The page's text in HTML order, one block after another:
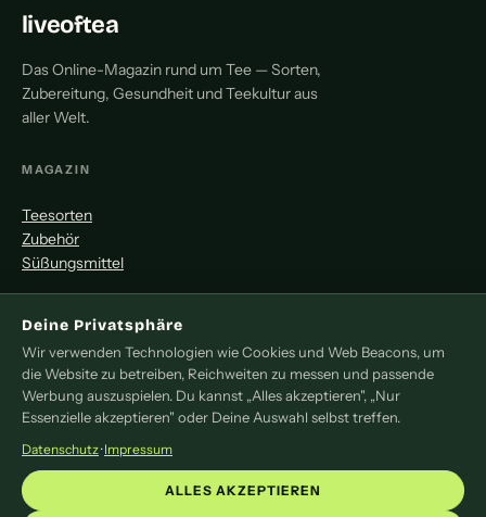
liveoftea
Das Online-Magazin rund um Tee — Sorten,
Zubereitung, Gesundheit und Teekultur aus
aller Welt.
MAGAZIN
Teesorten
Zubehör
Süßungsmittel
MITMACHEN
Redaktion
Pressemitteilung
Newsletter
LEGAL
Deine Privatsphäre
Wir verwenden Technologien wie Cookies und Web Beacons, um
die Website zu betreiben, Reichweiten zu messen und passende
Werbung auszuspielen. Du kannst „Alles akzeptieren", „Nur
Essenzielle akzeptieren" oder Deine Auswahl selbst treffen.
Datenschutz·Impressum
ALLES AKZEPTIEREN